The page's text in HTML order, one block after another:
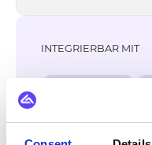
INTEGRIERBAR MIT